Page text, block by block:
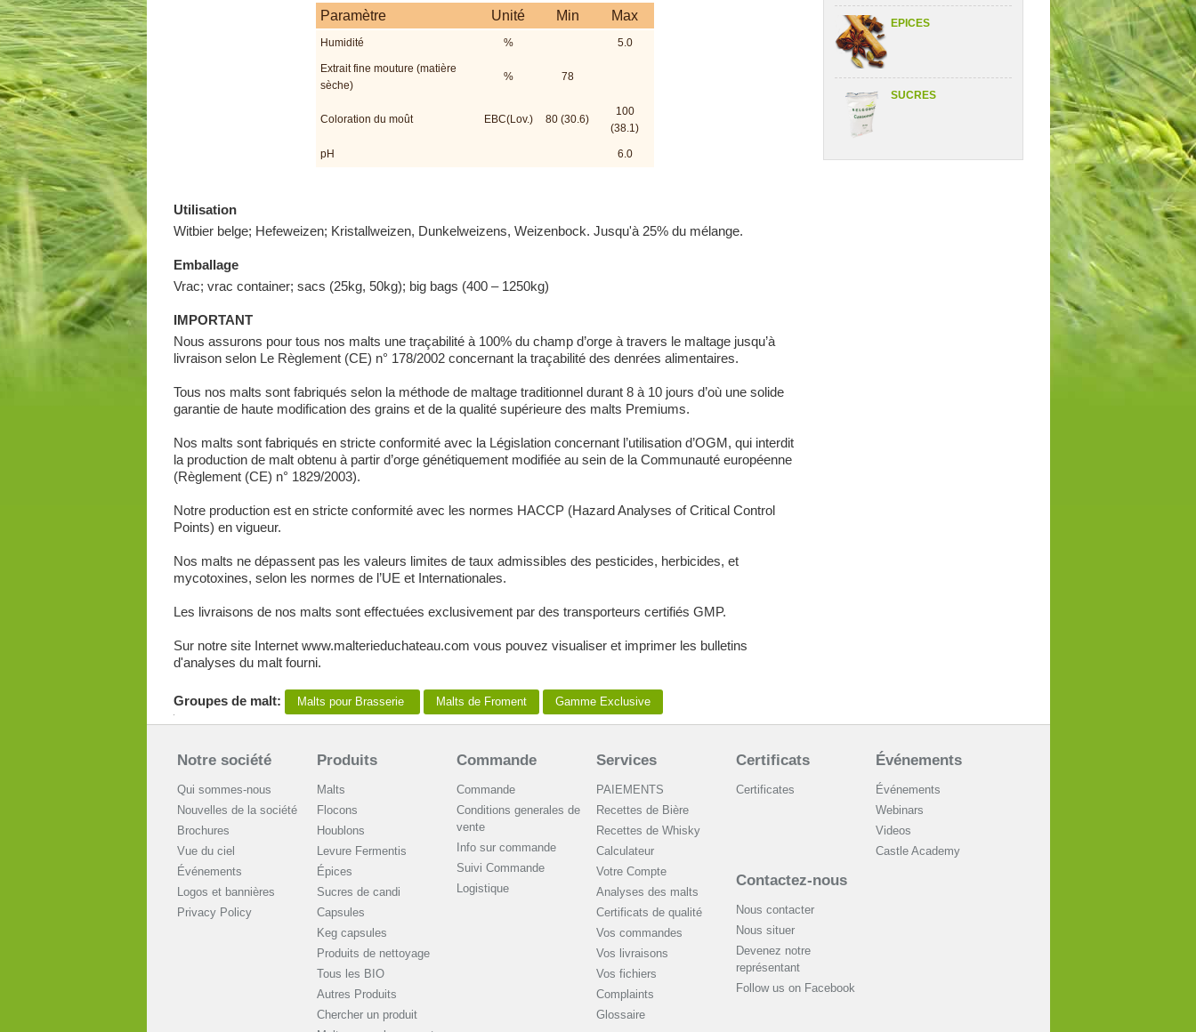
EPICES
SUCRES
Paramètre Unité Min Max
Humidité % 5.0
Extrait fine mouture (matière
sèche)
% 78
Coloration du moût EBC(Lov.) 80 (30.6)
100
(38.1)
pH 6.0
Utilisation
Witbier belge; Hefeweizen; Kristallweizen, Dunkelweizens, Weizenbock. Jusqu'à 25% du mélange.
Emballage
Vrac; vrac container; sacs (25kg, 50kg); big bags (400 – 1250kg)
IMPORTANT
Nous assurons pour tous nos malts une traçabilité à 100% du champ d’orge à travers le maltage jusqu’à
livraison selon Le Règlement (CE) n° 178/2002 concernant la traçabilité des denrées alimentaires.
Tous nos malts sont fabriqués selon la méthode de maltage traditionnel durant 8 à 10 jours d’où une solide
garantie de haute modification des grains et de la qualité supérieure des malts Premiums.
Nos malts sont fabriqués en stricte conformité avec la Législation concernant l’utilisation d’OGM, qui interdit
la production de malt obtenu à partir d’orge génétiquement modifiée au sein de la Communauté européenne
(Règlement (CE) n° 1829/2003).
Notre production est en stricte conformité avec les normes HACCP (Hazard Analyses of Critical Control
Points) en vigueur.
Nos malts ne dépassent pas les valeurs limites de taux admissibles des pesticides, herbicides, et
mycotoxines, selon les normes de l’UE et Internationales.
Les livraisons de nos malts sont effectuées exclusivement par des transporteurs certifiés GMP.
Sur notre site Internet www.malterieduchateau.com vous pouvez visualiser et imprimer les bulletins
d'analyses du malt fourni.
Groupes de malt: Malts pour Brasserie Malts de Froment Gamme Exclusive
Notre société
Qui sommes-nous
Nouvelles de la société
Brochures
Vue du ciel
Événements
Logos et bannières
Privacy Policy
Produits
Malts
Flocons
Houblons
Levure Fermentis
Épices
Sucres de candi
Capsules
Keg capsules
Produits de nettoyage
Tous les BIO
Autres Produits
Chercher un produit
Commande
Commande
Conditions generales de
vente
Info sur commande
Suivi Commande
Logistique
Services
PAIEMENTS
Recettes de Bière
Recettes de Whisky
Сalculateur
Votre Compte
Analyses des malts
Certificats de qualité
Vos commandes
Vos livraisons
Vos fichiers
Complaints
Glossaire
Certificats
Certificates
Événements
Événements
Webinars
Videos
Castle Academy
Contactez-nous
Nous contacter
Nous situer
Devenez notre
représentant
Follow us on Facebook